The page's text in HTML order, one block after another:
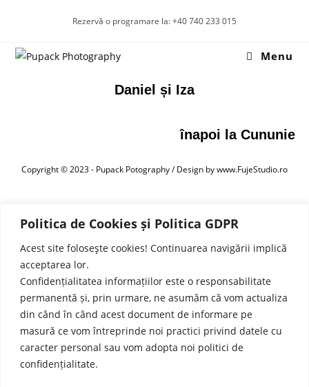
Politica de Cookies și Politica GDPR
Acest site foloseşte cookies! Continuarea navigării implică
acceptarea lor.
Confidențialitatea informațiilor este o responsabilitate
permanentă și, prin urmare, ne asumăm că vom actualiza
din când în când acest document de informare pe
masură ce vom întreprinde noi practici privind datele cu
caracter personal sau vom adopta noi politici de
confidențialitate.
Rezervă o programare la: +40 740 233 015
Menu
Daniel și Iza
înapoi la Cununie
Copyright © 2023 - Pupack Potography / Design by www.FujeStudio.ro